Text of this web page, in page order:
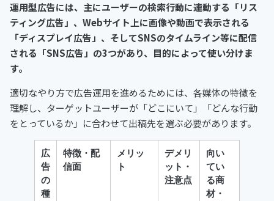
運用型広告には、主にユーザーの検索行動に連動する「リス
ティング広告」、Webサイト上に画像や動画で表示される
「ディスプレイ広告」、そしてSNSのタイムライン等に配信
される「SNS広告」の3つがあり、目的によって使い分けま
す。
適切なやり方で広告運用を進めるためには、各媒体の特徴を
理解し、ターゲットユーザーが「どこにいて」「どんな行動
をとっているか」に合わせて出稿先を選ぶ必要があります。
広
告
の
種
特徴・配
信面
メリッ
ト
デメリ
ット・
注意点
向い
てい
る商
材・